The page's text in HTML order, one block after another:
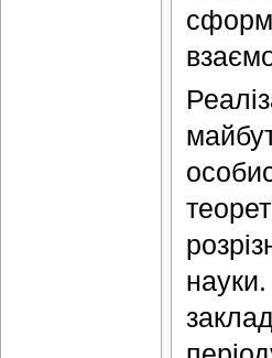
науки.